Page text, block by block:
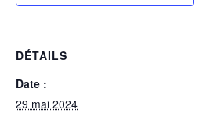
DÉTAILS
Date :
29 mai 2024